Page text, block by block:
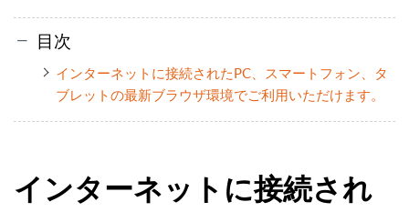
目次
インターネットに接続されたPC、スマートフォン、タ
ブレットの最新ブラウザ環境でご利用いただけます。
インターネットに接続され